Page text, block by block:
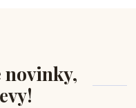
novinky,